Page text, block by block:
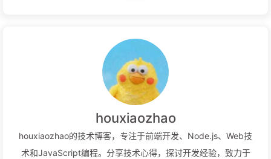
houxiaozhao
houxiaozhao的技术博客，专注于前端开发、Node.js、Web技
术和JavaScript编程。分享技术心得，探讨开发经验，致力于